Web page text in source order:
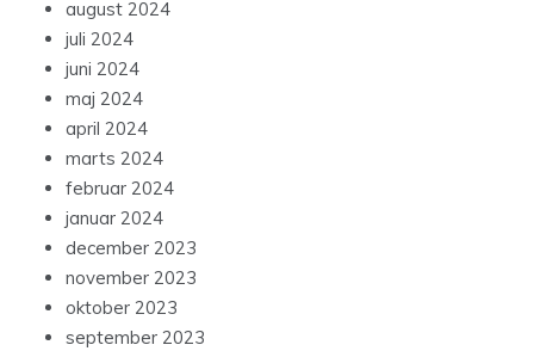
august 2024
juli 2024
juni 2024
maj 2024
april 2024
marts 2024
februar 2024
januar 2024
december 2023
november 2023
oktober 2023
september 2023